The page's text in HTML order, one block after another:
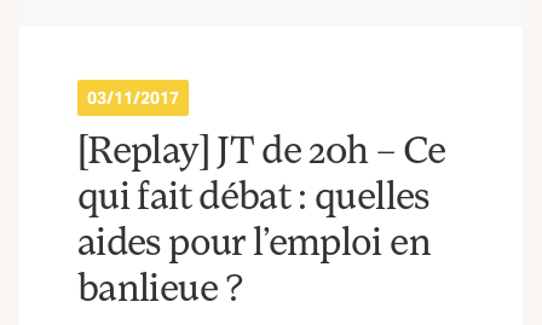
03/11/2017
[Replay] JT de 20h – Ce
qui fait débat : quelles
aides pour l’emploi en
banlieue ?